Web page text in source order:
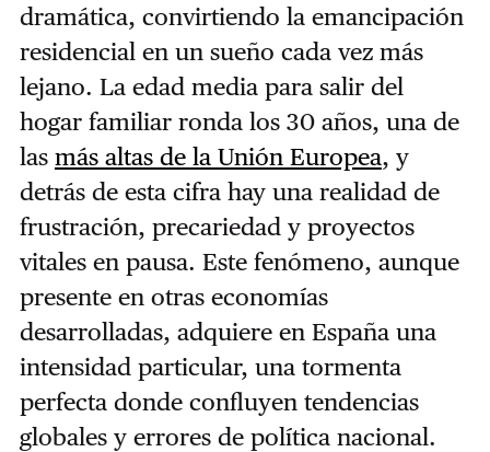
dramática, convirtiendo la emancipación
residencial en un sueño cada vez más
lejano. La edad media para salir del
hogar familiar ronda los 30 años, una de
las más altas de la Unión Europea, y
detrás de esta cifra hay una realidad de
frustración, precariedad y proyectos
vitales en pausa. Este fenómeno, aunque
presente en otras economías
desarrolladas, adquiere en España una
intensidad particular, una tormenta
perfecta donde confluyen tendencias
globales y errores de política nacional.